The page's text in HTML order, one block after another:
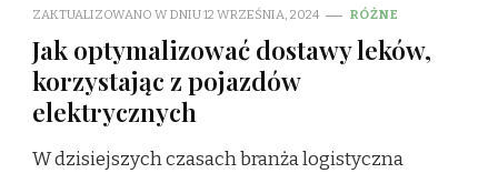
ZAKTUALIZOWANO W DNIU12 WRZEŚNIA, 2024 RÓŻNE
Jak optymalizować dostawy leków,
korzystając z pojazdów
elektrycznych
W dzisiejszych czasach branża logistyczna